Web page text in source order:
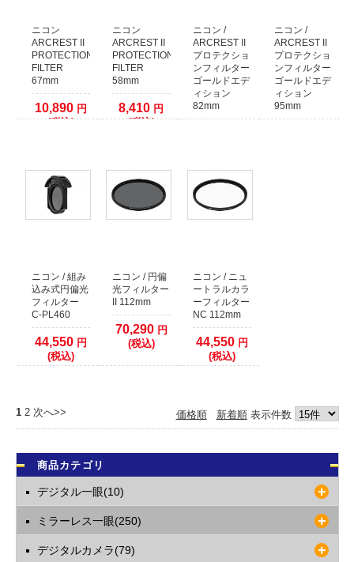
ニコン
ARCREST II
PROTECTION
FILTER
67mm
10,890円
(税込)
ニコン
ARCREST II
PROTECTION
FILTER
58mm
8,410 円
(税込)
ニコン /
ARCREST II
プロテクショ
ンフィルター
ゴールドエデ
ィション
82mm
ニコン /
ARCREST II
プロテクショ
ンフィルター
ゴールドエデ
ィション
95mm
ニコン / 組み
込み式円偏光
フィルター
C-PL460
44,550円
(税込)
ニコン / 円偏
光フィルター
II 112mm
70,290円
(税込)
ニコン / ニュ
ートラルカラ
ーフィルター
NC 112mm
44,550 円
(税込)
価格順 新着順表示件数
1 2 次へ>>
商品カテゴリ
デジタル一眼(10)
ミラーレス一眼(250)
デジタルカメラ(79)